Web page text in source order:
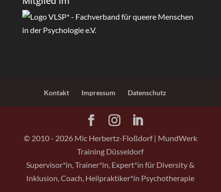
Kontakt Impressum Datenschutz
© 2010 - 2026Mic Herbertz-Floßdorf | MundWerk
Training Düsseldorf
Supervisor*in, Trainer*in, Expert*in für Diversity &
Inklusion, Coach, Heilpraktiker*in Psychotherapie